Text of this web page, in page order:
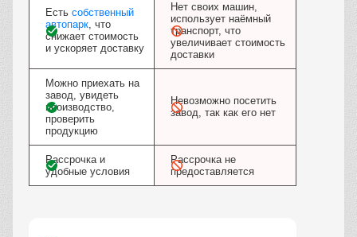
Есть собственный
автопарк, что
снижает стоимость
и ускоряет доставку
Нет своих машин,
использует наёмный
транспорт, что
увеличивает стоимость
доставки
Можно приехать на
завод, увидеть
производство,
проверить
продукцию
Невозможно посетить
завод, так как его нет
Рассрочка и
удобные условия
Рассрочка не
предоставляется